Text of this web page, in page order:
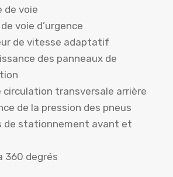
de voie
voie d’urgence
de vitesse adaptatif
des panneaux de
circulation transversale arrière
de la pression des pneus
de stationnement avant et
360 degrés